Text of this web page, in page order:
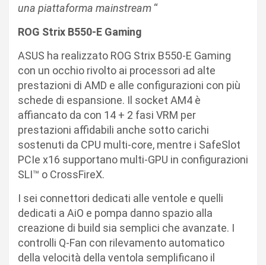
una piattaforma mainstream “
ROG Strix B550-E Gaming
ASUS ha realizzato ROG Strix B550-E Gaming
con un occhio rivolto ai processori ad alte
prestazioni di AMD e alle configurazioni con più
schede di espansione. Il socket AM4 è
affiancato da con 14 + 2 fasi VRM per
prestazioni affidabili anche sotto carichi
sostenuti da CPU multi-core, mentre i SafeSlot
PCIe x16 supportano multi-GPU in configurazioni
SLI™ o CrossFireX.
I sei connettori dedicati alle ventole e quelli
dedicati a AiO e pompa danno spazio alla
creazione di build sia semplici che avanzate. I
controlli Q-Fan con rilevamento automatico
della velocità della ventola semplificano il